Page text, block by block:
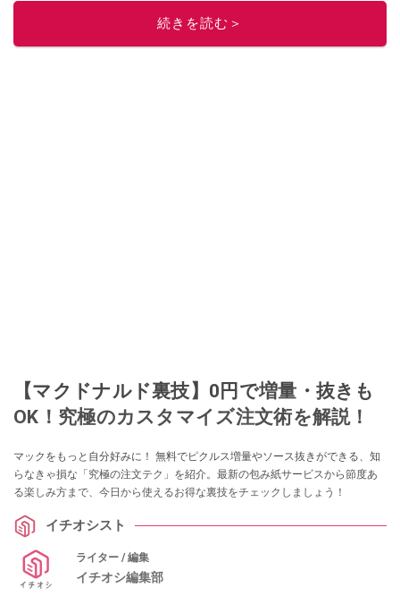
ニュースでフォロー
続きを読む＞
【マクドナルド裏技】0円で増量・抜きも
OK！究極のカスタマイズ注文術を解説！
マックをもっと自分好みに！ 無料でピクルス増量やソース抜きができる、知
らなきゃ損な「究極の注文テク」を紹介。最新の包み紙サービスから節度あ
る楽しみ方まで、今日から使えるお得な裏技をチェックしましょう！
イチオシスト
ライター / 編集
イチオシ編集部